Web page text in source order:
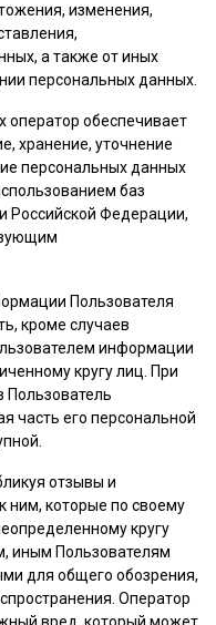
изменения,
а также от иных
персональных данных.
оператор обеспечивает
хранение, уточнение
персональных данных
баз
Российской Федерации,
Пользователя
кроме случаев
информации
кругу лиц. При
Пользователь
часть его персональной
отзывы и
ним, которые по своему
кругу
иным Пользователям
для общего обозрения,
Оператор